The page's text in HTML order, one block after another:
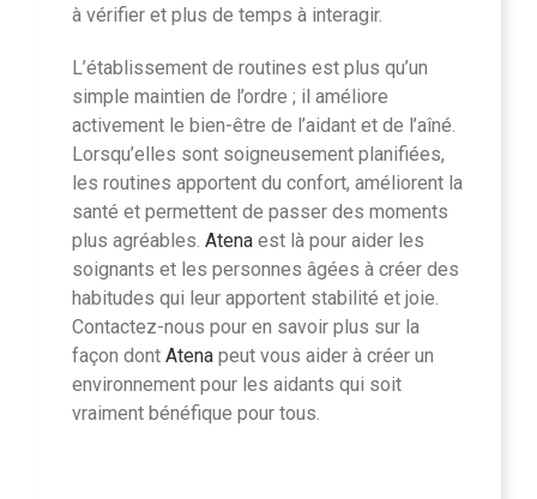
à vérifier et plus de temps à interagir.
L’établissement de routines est plus qu’un
simple maintien de l’ordre ; il améliore
activement le bien-être de l’aidant et de l’aîné.
Lorsqu’elles sont soigneusement planifiées,
les routines apportent du confort, améliorent la
santé et permettent de passer des moments
plus agréables. Atena est là pour aider les
soignants et les personnes âgées à créer des
habitudes qui leur apportent stabilité et joie.
Contactez-nous pour en savoir plus sur la
façon dont Atena peut vous aider à créer un
environnement pour les aidants qui soit
vraiment bénéfique pour tous.